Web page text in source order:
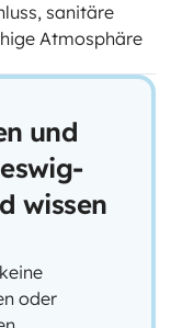
sanitäre
Atmosphäre
und
wissen
oder